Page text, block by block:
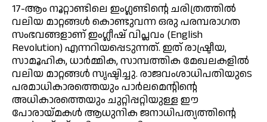
17-ആം നൂറ്റാണ്ടിലെ ഇംഗ്ലണ്ടിന്റെ ചരിത്രത്തിൽ
വലിയ മാറ്റങ്ങൾ കൊണ്ടുവന്ന ഒരു പരമ്പരാഗത
സംഭവങ്ങളാണ് ഇംഗ്ലീഷ് വിപ്ലവം (English
Revolution) എന്നറിയപ്പെടുന്നത്. ഇത് രാഷ്ട്രീയ,
സാമൂഹിക, ധാർമ്മിക, സാമ്പത്തിക മേഖലകളിൽ
വലിയ മാറ്റങ്ങൾ സൃഷ്ടിച്ചു. രാജവംശാധിപതിയുടെ
പരമാധികാരത്തെയും പാർലമെന്റിന്റെ
അധികാരത്തെയും ചുറ്റിപ്പറ്റിയുള്ള ഈ
പോരായ്മകൾ ആധുനിക ജനാധിപത്യത്തിന്റെ